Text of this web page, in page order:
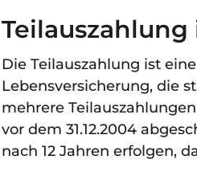
Die Teilauszahlung ist
Lebensversicherung, die
mehrere
vor dem 31.12.2004
nach 12 Jahren erfolgen,